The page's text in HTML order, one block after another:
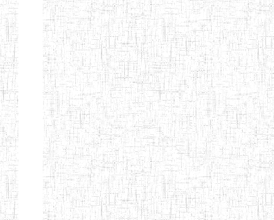
COLLEGE
CHRIST THE
KING TEACHER
TRAINING
COLLEGE
04/08/2010 ENIEG
ITCIG SENTTI 14/02/2007 ENIEG
CAMEROON
INCLUSIVE
SPECIAL
EDUCATION
27/08/2015 ENIEG